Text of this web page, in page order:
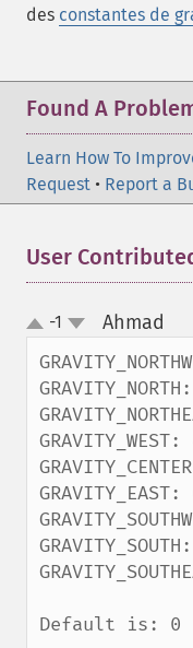
des constantes de
Found A
Learn How To
Request • Report a
User
up
down
-1 Ahmad
GRAVITY_WEST:
GRAVITY_EAST:
Default is: 0